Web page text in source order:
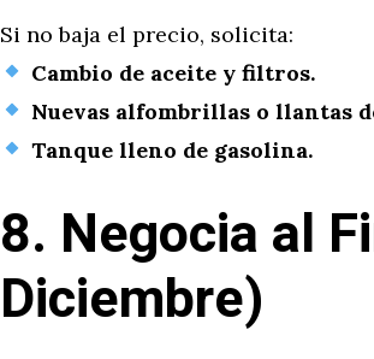
Si no baja el precio, solicita:
Cambio de aceite y filtros.
Nuevas alfombrillas o llantas
Tanque lleno de gasolina.
8. Negocia al
Diciembre)